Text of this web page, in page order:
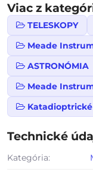
Viac z
TELESKOPY
Meade
ASTRONÓMIA
Meade
Katadioptrické
Technické
Kategória: